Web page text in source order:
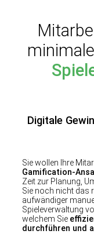
Digitale
Sie wollen Ihre
Gamification-
Zeit zur Planung,
Sie noch nicht das
aufwändiger
Spieleverwaltung
welchem Sie
durchführen und